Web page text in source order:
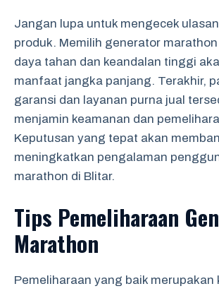
Jangan lupa untuk mengecek
produk. Memilih generator
daya tahan dan keandalan tinggi
manfaat jangka panjang. Terakhir,
garansi dan layanan purna jual
menjamin keamanan dan
Keputusan yang tepat akan
meningkatkan pengalaman
marathon di Blitar.
Tips Pemeliharaan
Marathon
Pemeliharaan yang baik merupakan